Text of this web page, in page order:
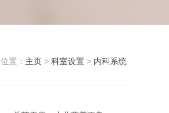
置： 主页 > 科室设置 > 内科系统